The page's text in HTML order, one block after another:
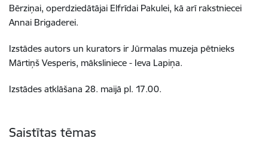
Bērziņai, operdziedātājai Elfrīdai Pakulei, kā arī rakstniecei
Annai Brigaderei.
Izstādes autors un kurators ir Jūrmalas muzeja pētnieks
Mārtiņš Vesperis, māksliniece - Ieva Lapiņa.
Izstādes atklāšana 28. maijā pl. 17.00.
Saistītas tēmas